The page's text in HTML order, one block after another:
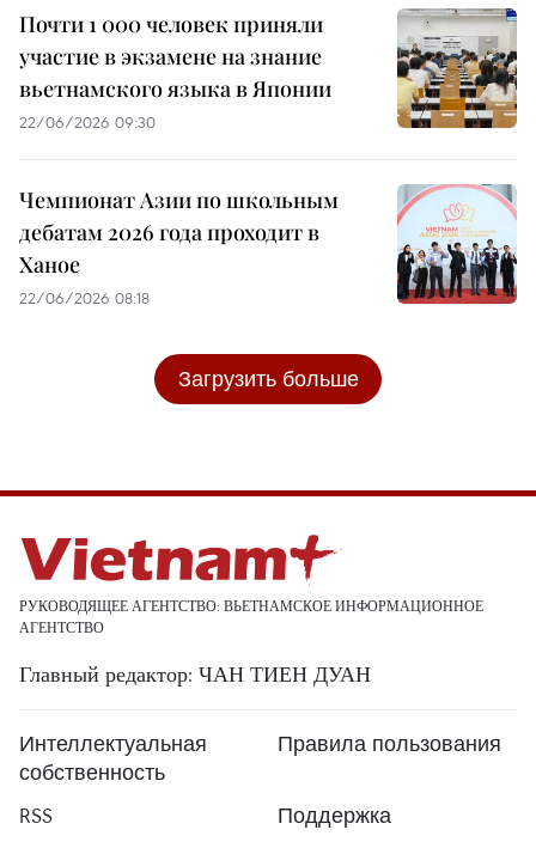
Почти 1 000 человек приняли
участие в экзамене на знание
вьетнамского языка в Японии
22/06/2026 09:30
Чемпионат Азии по школьным
дебатам 2026 года проходит в
Ханое
22/06/2026 08:18
Загрузить больше
РУКОВОДЯЩЕЕ АГЕНТСТВО: ВЬЕТНАМСКОЕ ИНФОРМАЦИОННОЕ
АГЕНТСТВО
Главный редактор: ЧАН ТИЕН ДУАН
Интеллектуальная
собственность
Правила пользования
RSS Поддержка